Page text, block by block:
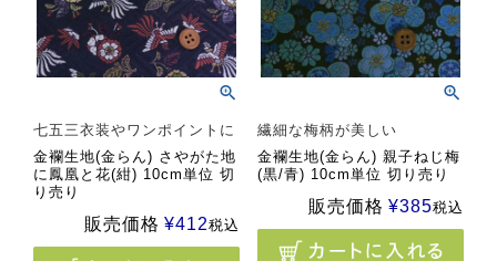
七五三衣装やワンポイントに
金襴生地(金らん) さやがた地
に鳳凰と花(紺) 10cm単位 切
り売り
販売価格 ¥412税込
繊細な梅柄が美しい
金襴生地(金らん) 親子ねじ梅
(黒/青) 10cm単位 切り売り
販売価格 ¥385税込